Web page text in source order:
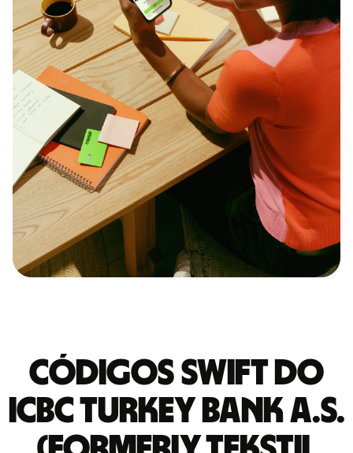
Códigos Swift do
ICBC TURKEY BANK A.S.